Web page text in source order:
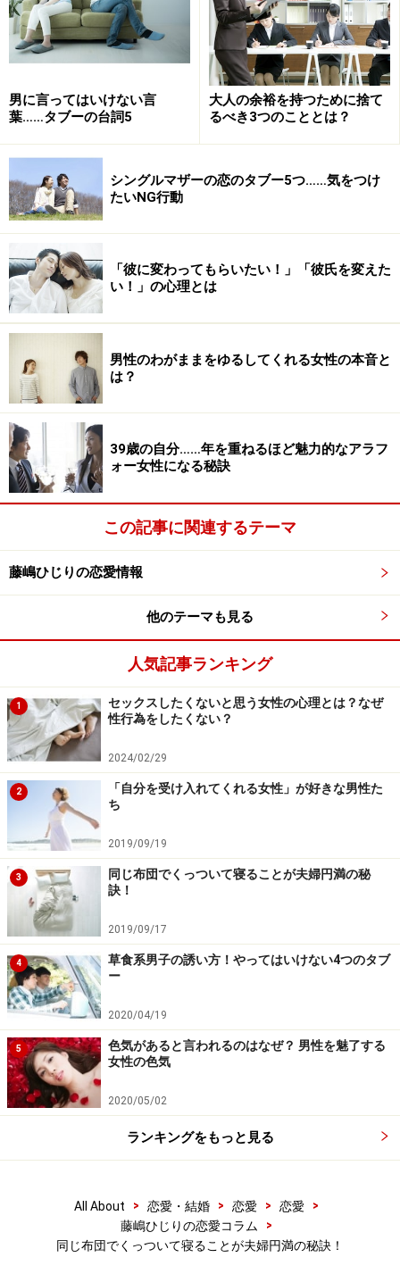
そんな「当たり前」が感謝を忘れさせてしまうのです。
さらに、
・自分の父親ぐらい、夫にもしっかりしてもらいたい。
も多いはず。でも、女性にも「子どもが好きじゃない
人」はいます。そして、子どもが好きだからといって自
分の24時間を365日犠牲にするのは辛いものです。筆者
ど、8時間で帰ってくれないのってしんどいなぁ」と嘆
いておりました。やっぱりサポートが必要なのです。
男は強くあるべき……なんて、時代の流れとともに、すで
に廃れているように思えて、やっぱり「お姫様扱い」し
てくれるやさしくてしっかりした理想の男性像は、女性
の心のどこかに残っているもの。
でも、男の強さの源って、実は「かっこつけ」や「コン
プレックス」であることが多いように思います。
「守りたい人」がいるから強くなれるのは女。
「支えてくれる人」がいるから強くなれるのが男。
……筆者は、そう思います。
そもそも、男だけが女を守るのでもなければ、女だけが
育児をそつなくやってのけるわけでもありません。
筆者はシングルマザーとして、経済と家事を一人で支え
た経験があります。離婚した当時、国からの補助（児童
扶養手当）は子ども3人に対して、満額で月額約4万8千
円。そして、稼ぐほどに金額は減っていきます。生活保
護を受けたことはありません。
仕事を増やせば、家事は滞り子どもたちは精神的に不安
定になる。
子どもたちに健康な食事をと家事をがんばれば、仕事が
おろそかになる。
「あぁ、妻がほしい」とよく思ったものです。離婚は夫
婦それぞれの問題ではありますが、夫が事故で働けなく
なった、妻が他界した……など、予期せぬ理由で、片親で
夫婦二人で分担できるということは、当たり前ではな
男に言ってはいけない言
葉……タブーの台詞5
大人の余裕を持つために捨て
るべき3つのこととは？
シングルマザーの恋のタブー5つ……気をつけ
たいNG行動
「彼に変わってもらいたい！」「彼氏を変えた
い！」の心理とは
男性のわがままをゆるしてくれる女性の本音と
は？
39歳の自分……年を重ねるほど魅力的なアラフ
ォー女性になる秘訣
この記事に関連するテーマ
藤嶋ひじりの恋愛情報
他のテーマも見る
人気記事ランキング
1
セックスしたくないと思う女性の心理とは？なぜ
性行為をしたくない？
2024/02/29
2
「自分を受け入れてくれる女性」が好きな男性た
ち
2019/09/19
3
同じ布団でくっついて寝ることが夫婦円満の秘
訣！
2019/09/17
4
草食系男子の誘い方！やってはいけない4つのタブ
ー
2020/04/19
5
色気があると言われるのはなぜ？ 男性を魅了する
女性の色気
2020/05/02
ランキングをもっと見る
All About > 恋愛・結婚 > 恋愛 > 恋愛
>
藤嶋ひじりの恋愛コラム
>
同じ布団でくっついて寝ることが夫婦円満の秘訣！